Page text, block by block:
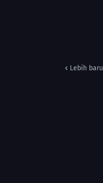
Lebih baru